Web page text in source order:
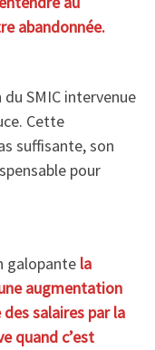
abandonnée.
SMIC intervenue
Cette
suffisante, son
pour
galopante la
augmentation
salaires par la
quand c’est